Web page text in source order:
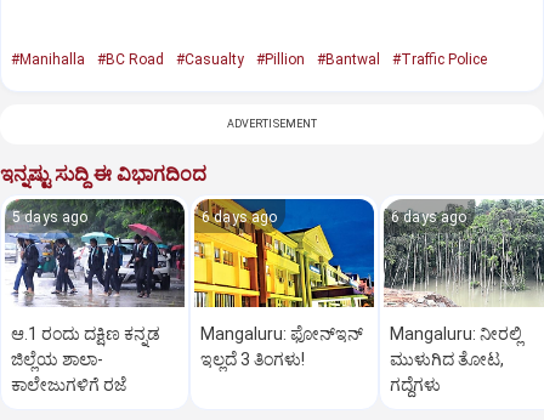
#Manihalla #BC Road #Casualty #Pillion #Bantwal #Traffic Police
ADVERTISEMENT
ಇನ್ನಷ್ಟು ಸುದ್ದಿ ಈ ವಿಭಾಗದಿಂದ
5 days ago
ಆ.1 ರಂದು ದಕ್ಷಿಣ ಕನ್ನಡ
ಜಿಲ್ಲೆಯ ಶಾಲಾ-
ಕಾಲೇಜುಗಳಿಗೆ ರಜೆ
6 days ago
Mangaluru: ಫೋನ್‌ಇನ್‌
ಇಲ್ಲದೆ 3 ತಿಂಗಳು!
6 days ago
Mangaluru: ನೀರಲ್ಲಿ
ಮುಳುಗಿದ ತೋಟ,
ಗದ್ದೆಗಳು